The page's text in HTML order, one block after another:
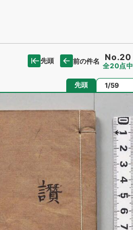
先頭 前の件名 No.20
全20点中
先頭 ページ